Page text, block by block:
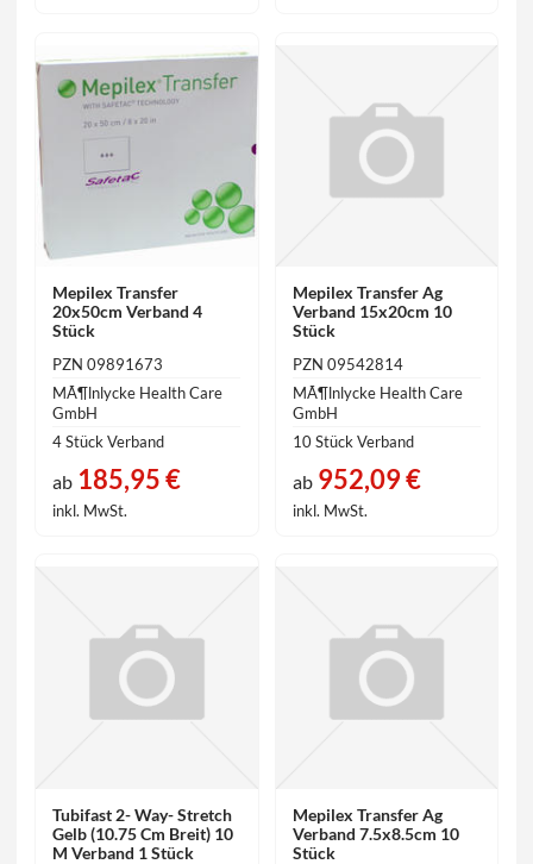
Mepilex Transfer
20x50cm Verband 4
Stück
PZN 09891673
MÃ¶lnlycke Health Care
GmbH
4 Stück Verband
ab 185,95 €
inkl. MwSt.
Mepilex Transfer Ag
Verband 15x20cm 10
Stück
PZN 09542814
MÃ¶lnlycke Health Care
GmbH
10 Stück Verband
ab952,09 €
inkl. MwSt.
Tubifast 2- Way- Stretch
Gelb (10.75 Cm Breit) 10
M Verband 1 Stück
Mepilex Transfer Ag
Verband 7.5x8.5cm 10
Stück